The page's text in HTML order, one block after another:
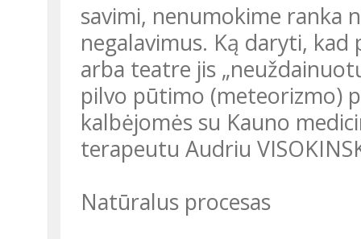
savimi, nenumokime ranka
negalavimus. Ką daryti,
arba teatre jis
pilvo pūtimo (meteorizmo)
kalbėjomės su Kauno
terapeutu Audriu
Natūralus procesas